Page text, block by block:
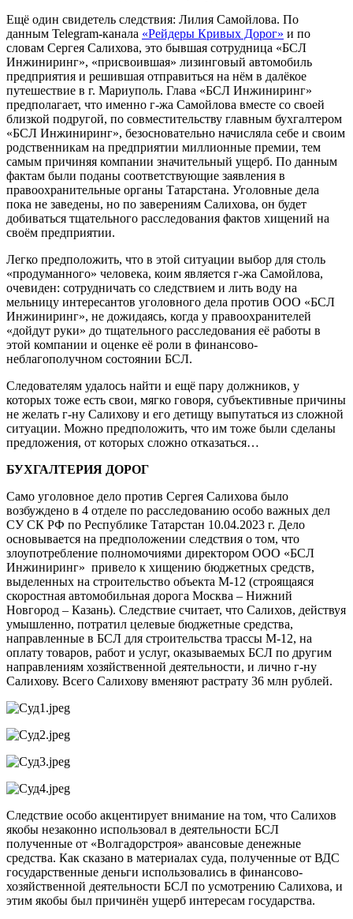
Ещё один свидетель следствия: Лилия Самойлова. По
данным Telegram-канала «Рейдеры Кривых Дорог» и по
словам Сергея Салихова, это бывшая сотрудница «БСЛ
Инжиниринг», «присвоившая» лизинговый автомобиль
предприятия и решившая отправиться на нём в далёкое
путешествие в г. Мариуполь. Глава «БСЛ Инжиниринг»
предполагает, что именно г-жа Самойлова вместе со своей
близкой подругой, по совместительству главным бухгалтером
«БСЛ Инжиниринг», безосновательно начисляла себе и своим
родственникам на предприятии миллионные премии, тем
самым причиняя компании значительный ущерб. По данным
фактам были поданы соответствующие заявления в
правоохранительные органы Татарстана. Уголовные дела
пока не заведены, но по заверениям Салихова, он будет
добиваться тщательного расследования фактов хищений на
своём предприятии.
Легко предположить, что в этой ситуации выбор для столь
«продуманного» человека, коим является г-жа Самойлова,
очевиден: сотрудничать со следствием и лить воду на
мельницу интересантов уголовного дела против ООО «БСЛ
Инжиниринг», не дожидаясь, когда у правоохранителей
«дойдут руки» до тщательного расследования её работы в
этой компании и оценке её роли в финансово-
неблагополучном состоянии БСЛ.
Следователям удалось найти и ещё пару должников, у
которых тоже есть свои, мягко говоря, субъективные причины
не желать г-ну Салихову и его детищу выпутаться из сложной
ситуации. Можно предположить, что им тоже были сделаны
предложения, от которых сложно отказаться…
БУХГАЛТЕРИЯ ДОРОГ
Само уголовное дело против Сергея Салихова было
возбуждено в 4 отделе по расследованию особо важных дел
СУ СК РФ по Республике Татарстан 10.04.2023 г. Дело
основывается на предположении следствия о том, что
злоупотребление полномочиями директором ООО «БСЛ
Инжиниринг» привело к хищению бюджетных средств,
выделенных на строительство объекта М-12 (строящаяся
скоростная автомобильная дорога Москва – Нижний
Новгород – Казань). Следствие считает, что Салихов, действуя
умышленно, потратил целевые бюджетные средства,
направленные в БСЛ для строительства трассы М-12, на
оплату товаров, работ и услуг, оказываемых БСЛ по другим
направлениям хозяйственной деятельности, и лично г-ну
Салихову. Всего Салихову вменяют растрату 36 млн рублей.
Следствие особо акцентирует внимание на том, что Салихов
якобы незаконно использовал в деятельности БСЛ
полученные от «Волгадорстроя» авансовые денежные
средства. Как сказано в материалах суда, полученные от ВДС
государственные деньги использовались в финансово-
хозяйственной деятельности БСЛ по усмотрению Салихова, и
этим якобы был причинён ущерб интересам государства.